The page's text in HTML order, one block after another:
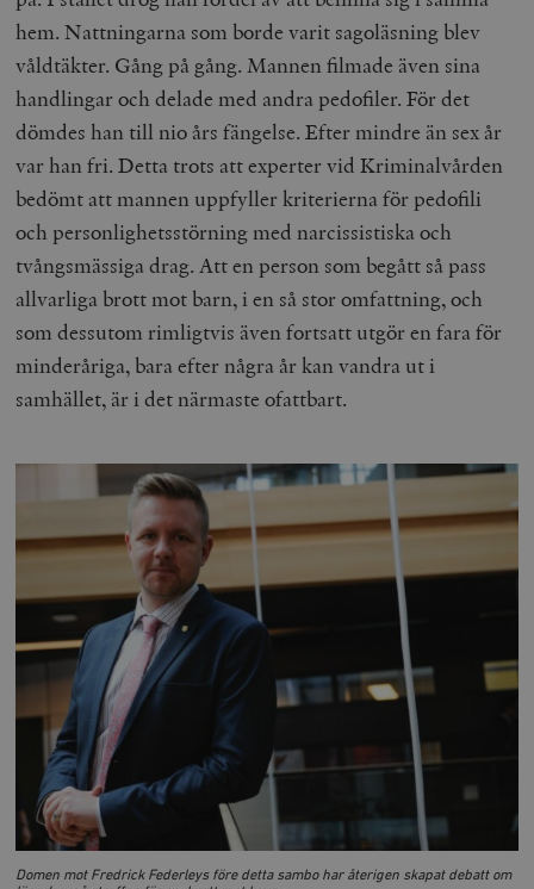
hem. Nattningarna som borde varit sagoläsning blev
våldtäkter. Gång på gång. Mannen filmade även sina
handlingar och delade med andra pedofiler. För det
dömdes han till nio års fängelse. Efter mindre än sex år
var han fri. Detta trots att experter vid Kriminalvården
bedömt att mannen uppfyller kriterierna för pedofili
och personlighetsstörning med narcissistiska och
tvångsmässiga drag. Att en person som begått så pass
allvarliga brott mot barn, i en så stor omfattning, och
som dessutom rimligtvis även fortsatt utgör en fara för
minderåriga, bara efter några år kan vandra ut i
samhället, är i det närmaste ofattbart.
Domen mot Fredrick Federleys före detta sambo har återigen skapat debatt om